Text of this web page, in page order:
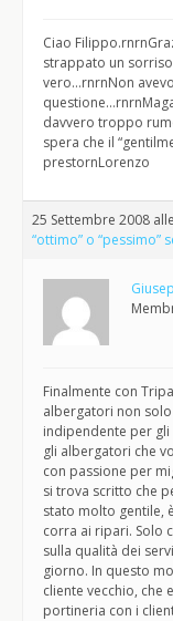
Ciao
strappato un
vero…rnrnNon
davvero troppo
spera che il
prestornLorenzo
25 Settembre 2008
“ottimo” o
Finalmente con
albergatori non
indipendente per gli
gli albergatori che
con passione per
si trova scritto che
stato molto gentile,
corra ai ripari. Solo
sulla qualità dei
giorno. In questo
cliente vecchio, che
portineria con i